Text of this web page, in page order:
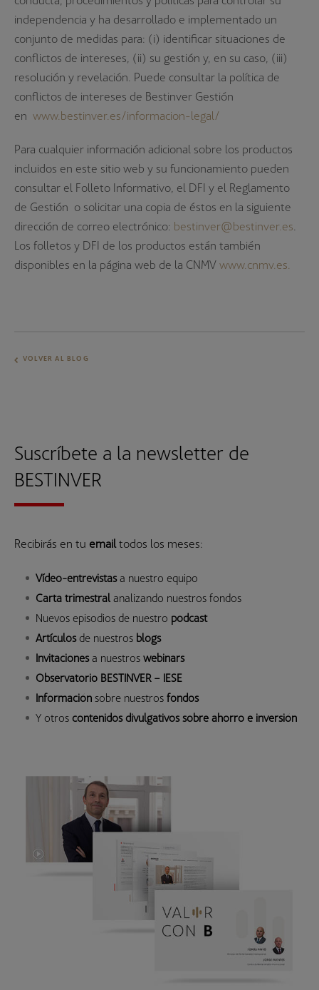
independencia y ha desarrollado e implementado un
conjunto de medidas para: (i) identificar situaciones de
conflictos de intereses, (ii) su gestión y, en su caso, (iii)
resolución y revelación. Puede consultar la política de
conflictos de intereses de Bestinver Gestión
en www.bestinver.es/informacion-legal/
Para cualquier información adicional sobre los productos
incluidos en este sitio web y su funcionamiento pueden
consultar el Folleto Informativo, el DFI y el Reglamento
de Gestión o solicitar una copia de éstos en la siguiente
dirección de correo electrónico: bestinver@bestinver.es.
Los folletos y DFI de los productos están también
disponibles en la página web de la CNMVwww.cnmv.es.
VOLVER AL BLOG
Suscríbete a la newsletter de
BESTINVER
Recibirás en tu emailtodos los meses:
Vídeo-entrevistasa nuestro equipo
Carta trimestral analizando nuestros fondos
Nuevos episodios de nuestro podcast
Artículosde nuestros blogs
Invitacionesa nuestros webinars
Observatorio BESTINVER – IESE
Información sobre nuestros fondos
Y otros contenidos divulgativos sobre ahorro e inversión